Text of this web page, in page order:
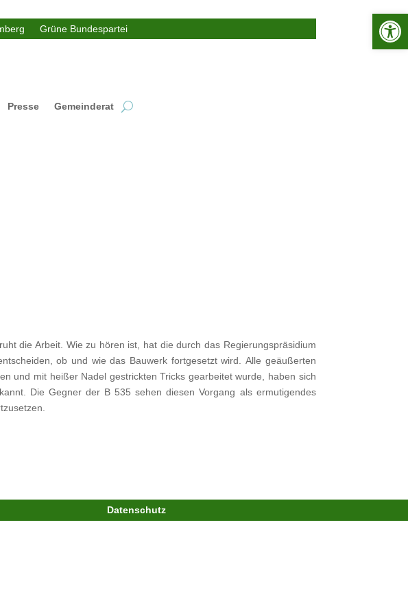
Grüne Bundespartei
Presse Gemeinderat
die Arbeit. Wie zu hören ist, hat die durch das Regierungspräsidium
ob und wie das Bauwerk fortgesetzt wird. Alle geäußerten
und mit heißer Nadel gestrickten Tricks gearbeitet wurde, haben sich
Die Gegner der B 535 sehen diesen Vorgang als ermutigendes
Datenschutz